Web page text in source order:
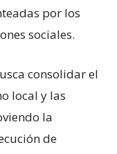
por los
sociales.
consolidar el
local y las
la
de